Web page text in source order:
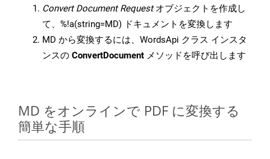
Convert Document Requestオブジェクトを作成し
て、%!a(string=MD) ドキュメントを変換します
MD から変換するには、WordsApi クラス インスタ
ンスの ConvertDocument メソッドを呼び出します
MD をオンラインで PDF に変換する
簡単な手順